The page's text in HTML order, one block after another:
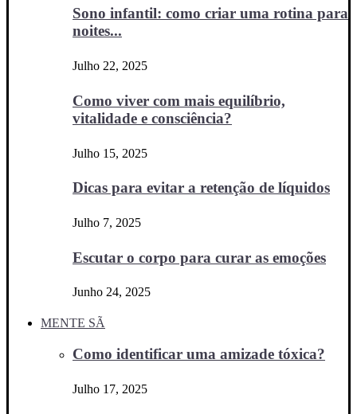
Sono infantil: como criar uma rotina para
noites...
Julho 22, 2025
Como viver com mais equilíbrio,
vitalidade e consciência?
Julho 15, 2025
Dicas para evitar a retenção de líquidos
Julho 7, 2025
Escutar o corpo para curar as emoções
Junho 24, 2025
MENTE SÃ
Como identificar uma amizade tóxica?
Julho 17, 2025